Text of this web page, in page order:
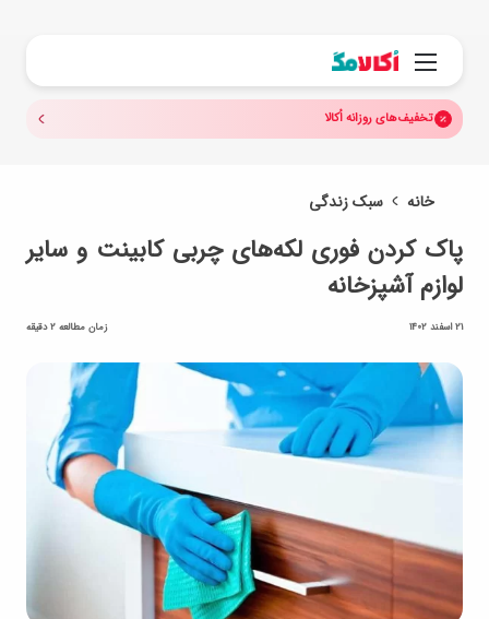
منو
تخفیف‌های روزانه اُکالا
خانه سبک زندگی
پاک کردن فوری لکه‌های چربی کابینت و سایر
لوازم آشپزخانه
21 اسفند 1402 زمان مطالعه 2 دقیقه